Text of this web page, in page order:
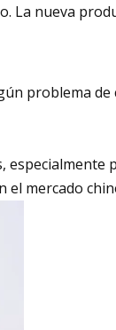
La nueva
problema de
el mercado